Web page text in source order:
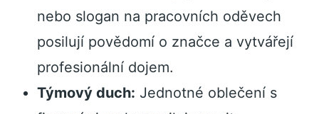
nebo slogan na pracovních oděvech
posilují povědomí o značce a vytvářejí
profesionální dojem.
Týmový duch: Jednotné oblečení s